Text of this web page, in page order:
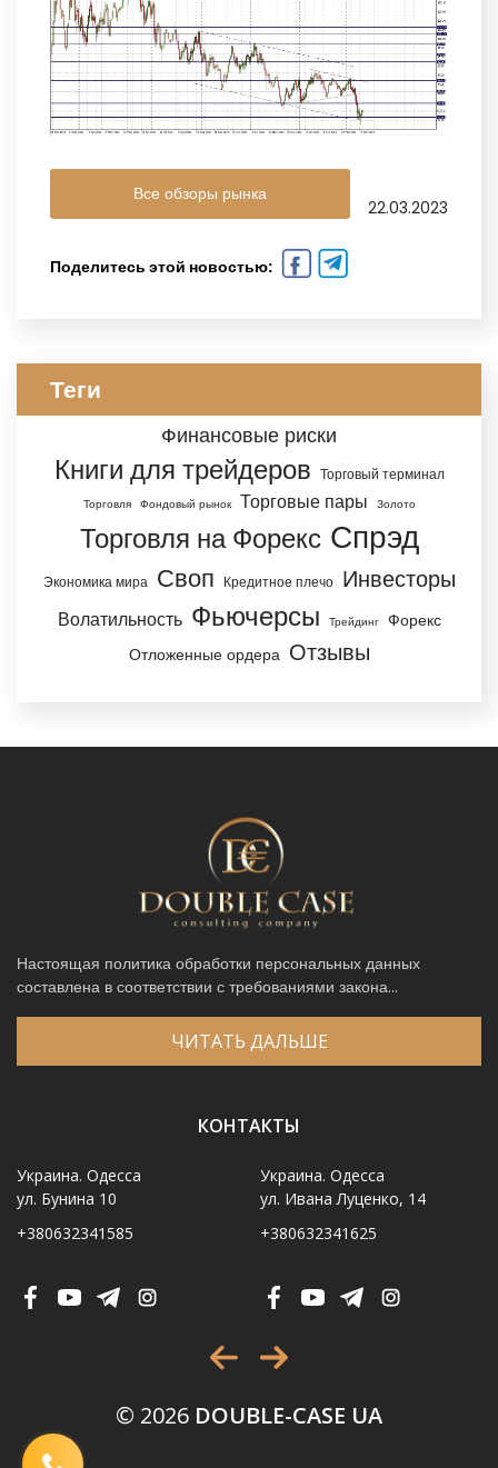
Все обзоры рынка
22.03.2023
Поделитесь этой новостью:
Теги
Финансовые риски
Книги для трейдеров Торговый терминал
Торговля Фондовый рынок Торговые пары Золото
Торговля на Форекс Спрэд
Экономика мира Своп Кредитное плечо Инвесторы
Волатильность Фьючерсы Трейдинг
Форекс
Отложенные ордера Отзывы
Настоящая политика обработки персональных данных
составлена в соответствии с требованиями закона...
ЧИТАТЬ ДАЛЬШЕ
КОНТАКТЫ
Украина. Одесса
ул. Бунина 10
+380632341585
Украина. Одесса
ул. Ивана Луценко, 14
+380632341625
© 2026 DOUBLE-CASE UA
Код, изображенный на картинке